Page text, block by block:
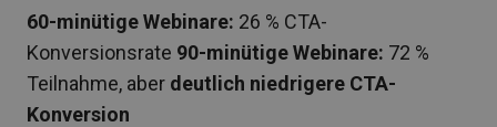
60-minütige Webinare: 26 % CTA-
Konversionsrate 90-minütige Webinare: 72 %
Teilnahme, aber deutlich niedrigere CTA-
Konversion